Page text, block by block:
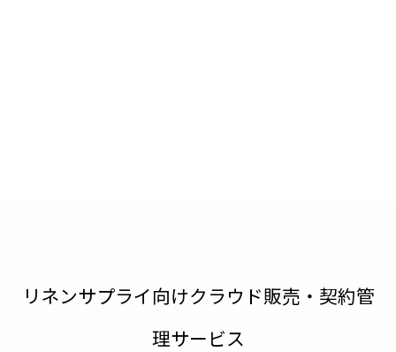
リネンサプライ向けクラウド販売・契約管
理サービス